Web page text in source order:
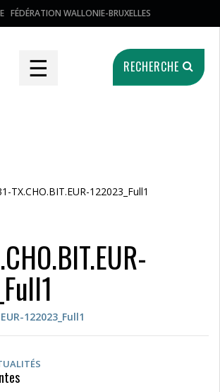
FÉDÉRATION WALLONIE-BRUXELLES
☰ RECHERCHE
TX.CHO.BIT.EUR-122023_Full1
122023_Full1